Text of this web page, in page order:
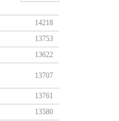
14218
13753
13622
13707
13761
13580